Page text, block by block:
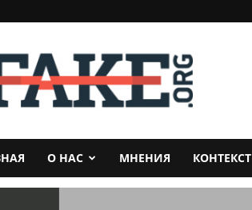
О НАС МНЕНИЯ КОНТЕКСТ